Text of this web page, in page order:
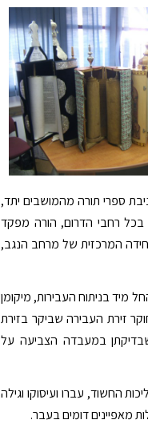
ספרי תורה מהמושבים יתד,
בכל רחבי הדרום, הורה מפקד
המרכזית של מרחב הנגב,
מיד בניתוח העבירות, מיקומן
זירת העבירה שביקר בזירת
במעבדה הצביעה על
החשוד, עברו ועיסוקו וגילה
מאפיינים דומים בעבר.